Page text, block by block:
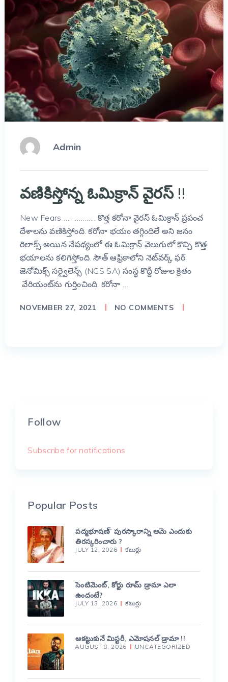
Admin
వణికిస్తోన్న ఓమిక్రాన్ వైరస్ !!
New Fears …………….. కొత్త కరోనా వైరస్ ఓమిక్రాన్ ప్రపంచ
దేశాలను వణికిస్తోంది. కరోనా భయం తగ్గిందిలే అని జనం
రిలాక్స్ అయిన నేపథ్యంలో ఈ ఓమిక్రాన్ వెలుగులో కొచ్చి కొత్త
భయాలను కలిగిస్తోంది. సౌత్ ఆఫ్రికాలోని నెట్‌వర్క్ ఫర్
జెనోమిక్స్ సర్వైలెన్స్ (NGS SA) సంస్థ కొద్దీ రోజుల క్రితం
వేరియంట్‌ను గుర్తించింది. కరోనా …
NOVEMBER 27, 2021 NO COMMENTS
Follow
Subscribe for notifications
Popular Posts
పద్మభూషణ్’ పురస్కారాన్ని ఆమె ఎందుకు
తిరస్కరించారు ?
JULY 12, 2026 కబుర్లు
సెంటిమెంట్, కోర్టు రూమ్ డ్రామా ఎలా
ఉందంటే?
JULY 13, 2026 కబుర్లు
ఆకట్టుకునే మిస్టరీ, ఎమోషనల్ డ్రామా !!
AUGUST 8, 2026 UNCATEGORIZED